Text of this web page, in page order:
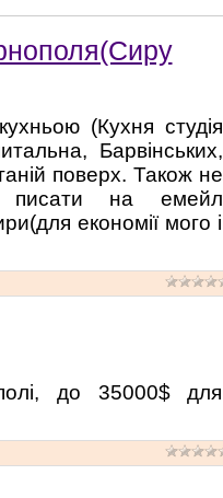
(Кухня студія
Барвінських,
поверх. Також не
писати на емейл
економії мого і
до 35000$ для